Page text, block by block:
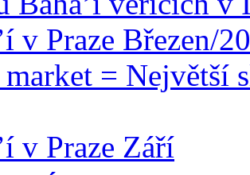
v Praze Březen/
= Největší
v Praze Září